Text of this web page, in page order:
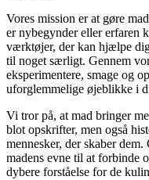
Vores mission er at gøre
er nybegynder eller erfaren
værktøjer, der kan hjælpe
til noget særligt. Gennem
eksperimentere, smage og
uforglemmelige øjeblikke i
Vi tror på, at mad bringer
blot opskrifter, men også
mennesker, der skaber
madens evne til at forbinde
dybere forståelse for de